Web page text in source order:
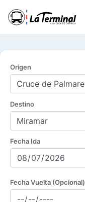
Origen
Destino
Fecha Ida
Fecha Vuelta (Opcional)